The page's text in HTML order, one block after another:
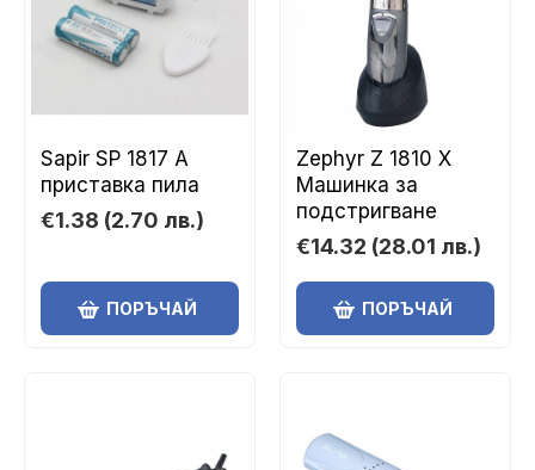
Sapir SP 1817 A
приставка пила
€1.38 (2.70 лв.)
ПОРЪЧАЙ
Zephyr Z 1810 X
Машинка за
подстригване
€14.32 (28.01 лв.)
ПОРЪЧАЙ